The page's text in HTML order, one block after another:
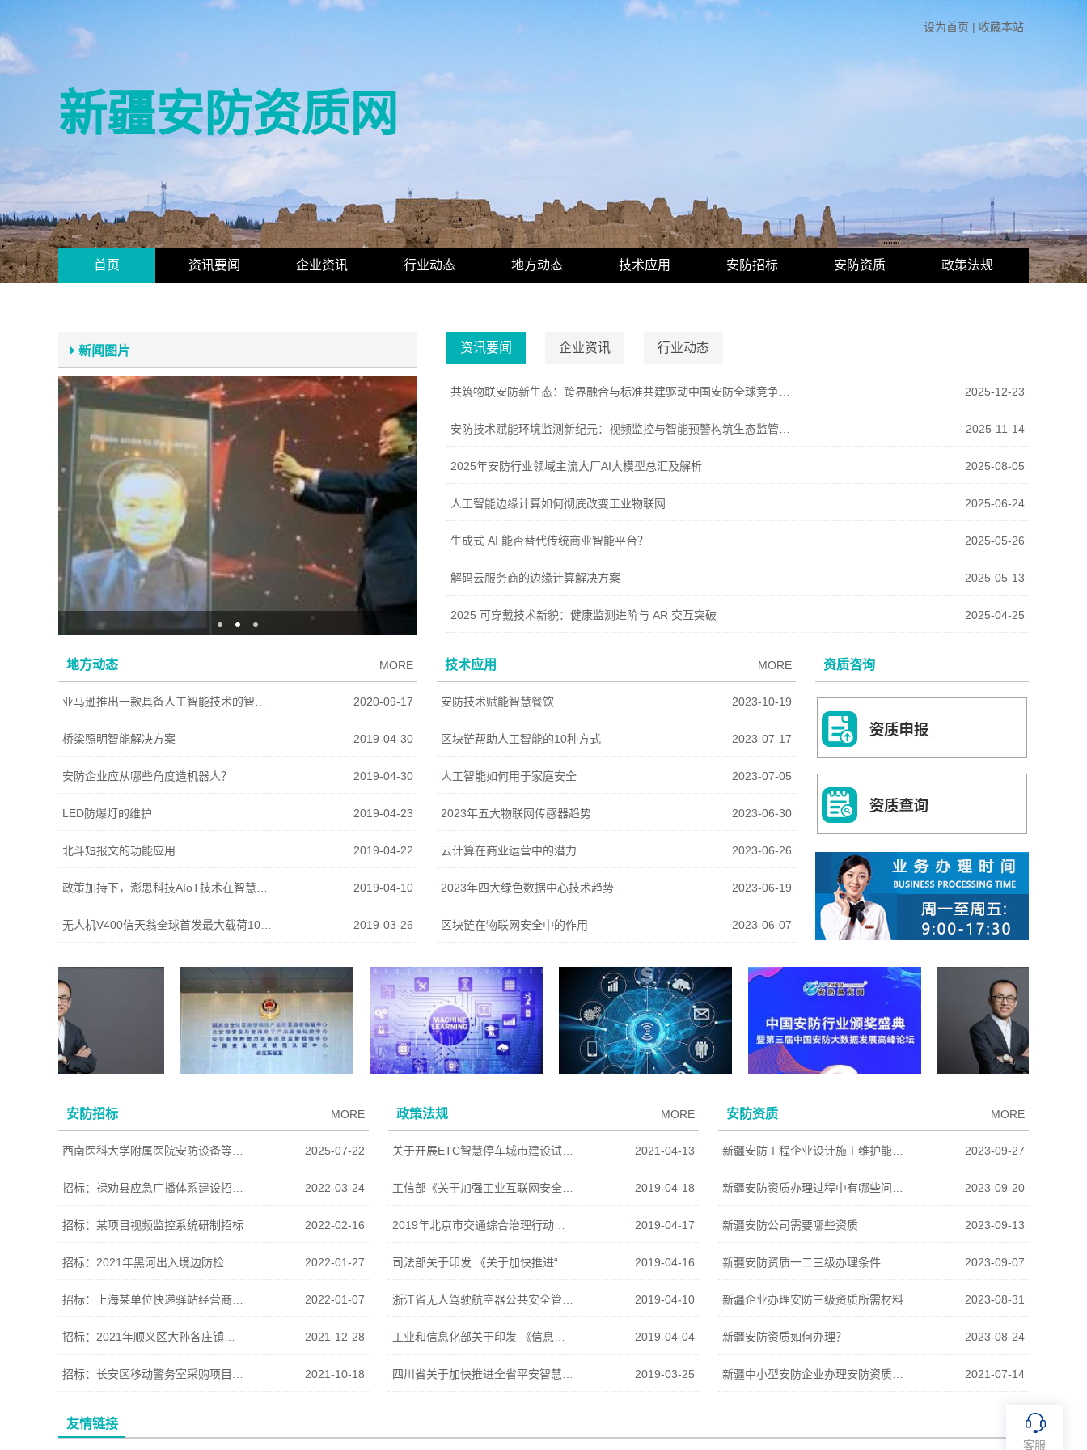
设为首页 | 收藏本站
新疆安防资质网
首页 资讯要闻 企业资讯 行业动态 地方动态 技术应用 安防招标 安防资质 政策法规
新闻图片 资讯要闻 企业资讯 行业动态
2025-12-23
2025-11-14
2025年安防行业领域主流大厂AI大模型总汇及解析 2025-08-05
人工智能边缘计算如何彻底改变工业物联网 2025-06-24
生成式 AI 能否替代传统商业智能平台？ 2025-05-26
解码云服务商的边缘计算解决方案 2025-05-13
2025 可穿戴技术新貌：健康监测进阶与 AR 交互突破 2025-04-25
地方动态 MORE
2020-09-17
桥梁照明智能解决方案 2019-04-30
安防企业应从哪些角度造机器人？ 2019-04-30
LED防爆灯的维护 2019-04-23
北斗短报文的功能应用 2019-04-22
2019-04-10
2019-03-26
技术应用 MORE
安防技术赋能智慧餐饮 2023-10-19
区块链帮助人工智能的10种方式 2023-07-17
人工智能如何用于家庭安全 2023-07-05
2023年五大物联网传感器趋势 2023-06-30
云计算在商业运营中的潜力 2023-06-26
2023年四大绿色数据中心技术趋势 2023-06-19
区块链在物联网安全中的作用 2023-06-07
资质咨询
安防招标 MORE
2025-07-22
2022-03-24
招标：某项目视频监控系统研制招标 2022-02-16
2022-01-27
2022-01-07
2021-12-28
2021-10-18
政策法规 MORE
2021-04-13
2019-04-18
2019-04-17
2019-04-16
2019-04-10
2019-04-04
2019-03-25
安防资质 MORE
2023-09-27
2023-09-20
新疆安防公司需要哪些资质 2023-09-13
新疆安防资质一二三级办理条件 2023-09-07
新疆企业办理安防三级资质所需材料 2023-08-31
新疆安防资质如何办理？ 2023-08-24
2021-07-14
友情链接
客服